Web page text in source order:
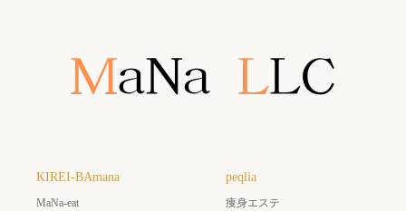
KIREI-BAmana
MaNa-eat
peqlia
痩身エステ